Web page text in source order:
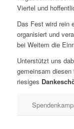
Viertel und
Das Fest wird rein
organisiert und
bei Weitem die
Unterstützt uns
gemeinsam
riesiges